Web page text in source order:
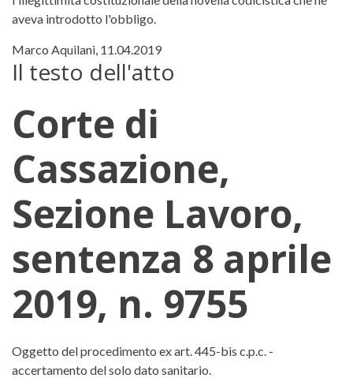
aveva introdotto l'obbligo.
Marco Aquilani, 11.04.2019
Il testo dell'atto
Corte di
Cassazione,
Sezione Lavoro,
sentenza 8 aprile
2019, n. 9755
Corte di Cassazione, Sezione
Oggetto del procedimento ex art. 445-bis c.p.c. -
accertamento del solo dato sanitario.